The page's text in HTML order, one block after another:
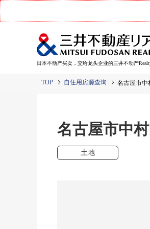
日本不动产买卖，交给龙头企业的三井不动产
TOP 自住用房源查询 名古屋市
名古屋市中
土地